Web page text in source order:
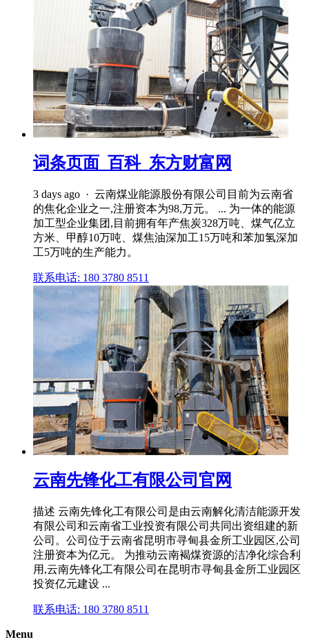
词条页面_百科_东方财富网
3 days ago · 云南煤业能源股份有限公司目前为云南省
的焦化企业之一,注册资本为98,万元。 ... 为一体的能源
加工型企业集团,目前拥有年产焦炭328万吨、煤气亿立
方米、甲醇10万吨、煤焦油深加工15万吨和苯加氢深加
工5万吨的生产能力。
联系电话: 180 3780 8511
云南先锋化工有限公司官网
描述 云南先锋化工有限公司是由云南解化清洁能源开发
有限公司和云南省工业投资有限公司共同出资组建的新
公司。公司位于云南省昆明市寻甸县金所工业园区,公司
注册资本为亿元。 为推动云南褐煤资源的洁净化综合利
用,云南先锋化工有限公司在昆明市寻甸县金所工业园区
投资亿元建设 ...
联系电话: 180 3780 8511
Menu